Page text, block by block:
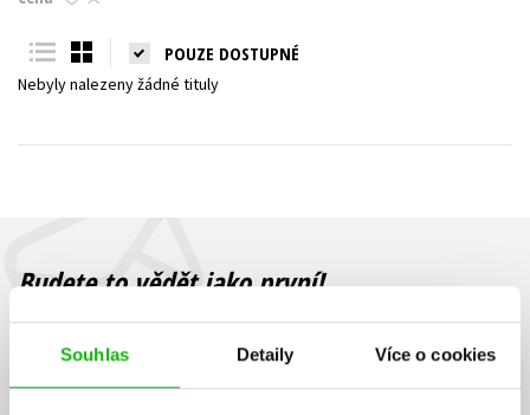
Souhlas Detaily Více o cookies
Young adult (SK)
Všechny tituly
POUZE DOSTUPNÉ
Nebyly nalezeny žádné tituly
Budete to vědět jako první!
Zajímá Vás, jaký knižní hit právě vychází, na jaké zboží je výhodná
sleva, jaká běží soutěž o ceny? Přihlášením k odběru našich e-
souhlasíte se zpracováním osobních údajů